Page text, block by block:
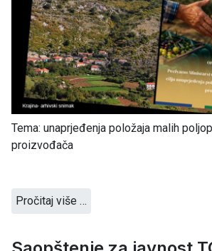
Tema: unaprjeđenja položaja malih
proizvođača
Pročitaj više …